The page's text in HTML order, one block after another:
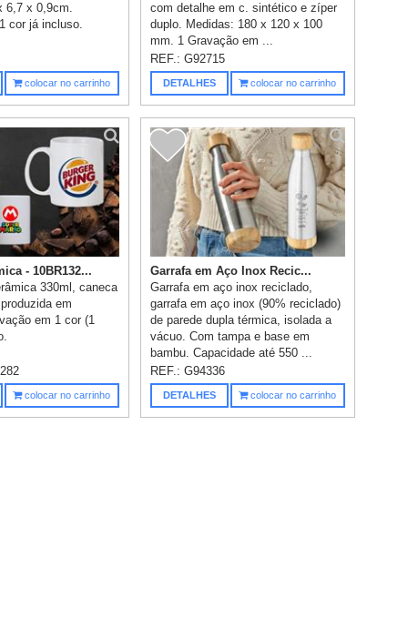
6,7 x 0,9cm.
cor já incluso.
colocar no carrinho
com detalhe em c. sintético e zíper
duplo. Medidas: 180 x 120 x 100
mm. 1 Gravação em ...
REF.:G92715
DETALHES colocar no carrinho
- 10BR132...
330ml, caneca
em
em 1 cor (1
colocar no carrinho
Garrafa em Aço Inox Recic...
Garrafa em aço inox reciclado,
garrafa em aço inox (90% reciclado)
de parede dupla térmica, isolada a
vácuo. Com tampa e base em
bambu. Capacidade até 550 ...
REF.:G94336
DETALHES colocar no carrinho